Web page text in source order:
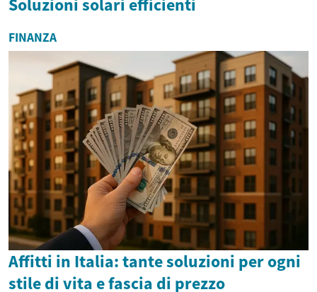
Soluzioni solari efficienti
FINANZA
Affitti in Italia: tante soluzioni per ogni
stile di vita e fascia di prezzo